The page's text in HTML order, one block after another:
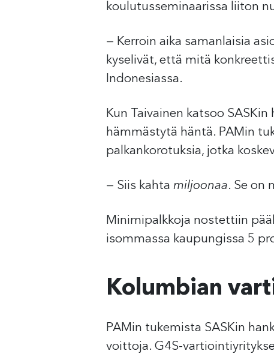
koulutusseminaarissa liiton
— Kerroin aika samanlaisia
kyselivät, että mitä
Indonesiassa.
Kun Taivainen katsoo
hämmästytä häntä. PAMin
palkankorotuksia, jotka
— Siis kahta miljoonaa. Se on
Minimipalkkoja nostettiin
isommassa kaupungissa 5
Kolumbian
PAMin tukemista SASKin
voittoja. G4S-